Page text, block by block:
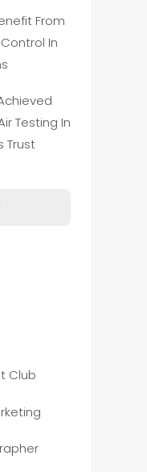
From
In
Testing In
Trust
Club